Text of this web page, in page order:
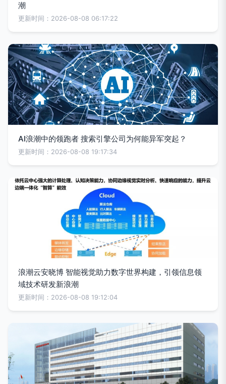
潮
更新时间：2026-08-08 06:17:22
AI浪潮中的领跑者 搜索引擎公司为何能异军突起？
更新时间：2026-08-08 19:17:34
浪潮云安晓博 智能视觉助力数字世界构建，引领信息领
域技术研发新浪潮
更新时间：2026-08-08 19:12:04